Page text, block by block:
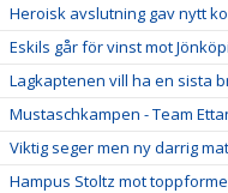
Heroisk avslutning gav nytt
Eskils går för vinst mot
Lagkaptenen vill ha en sista
Mustaschkampen - Team
Viktig seger men ny darrig
Hampus Stoltz mot